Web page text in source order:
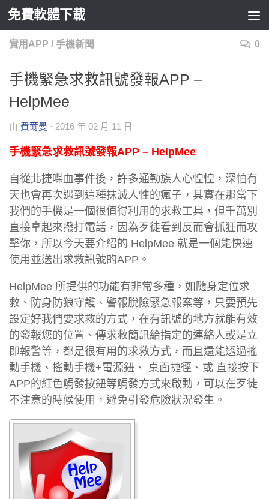
Skip to content
免費軟體下載
實用APP / 手機新聞 0
手機緊急求救訊號發報APP –
HelpMee
由 費爾曼 · 2016 年 02 月 11 日
手機緊急求救訊號發報APP – HelpMee
自從北捷喋血事件後，許多通勤族人心惶惶，深怕有
天也會再次遇到這種抹滅人性的瘋子，其實在那當下
我們的手機是一個很值得利用的求救工具，但千萬別
直接拿起來撥打電話，因為歹徒看到反而會抓狂而攻
擊你，所以今天要介紹的 HelpMee 就是一個能快速
使用並送出求救訊號的APP。
HelpMee 所提供的功能有非常多種，如隨身定位求
救、防身防狼守護、警報脫險緊急報案等，只要預先
設定好我們要求救的方式，在有訊號的地方就能有效
的發報您的位置、傳求救簡訊給指定的連絡人或是立
即報警等，都是很有用的求救方式，而且還能透過搖
動手機、搖動手機+電源鈕、 桌面捷徑、或 直接按下
APP的紅色觸發按鈕等觸發方式來啟動，可以在歹徒
不注意的時候使用，避免引發危險狀況發生。